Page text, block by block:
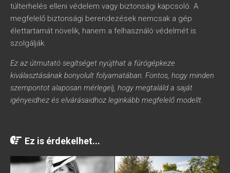
túlterhelés elleni védelem vagy biztonsági kapcsoló. A
megfelelő biztonsági berendezések nemcsak a gép
élettartamát növelik, hanem a felhasználó védelmét is
szolgálják.
Ez az útmutató segítséget nyújthat a fúrógépkeze
kiválasztásának bonyolult folyamatában. Fontos, hogy minden
szempontot alaposan mérlegelj, hogy megtaláld a saját
igényeidhez és elvárásaidhoz leginkább megfelelő modellt.
Ez is érdekelhet...